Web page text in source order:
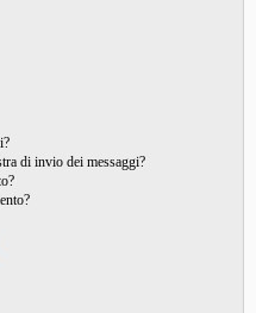
di invio dei messaggi?